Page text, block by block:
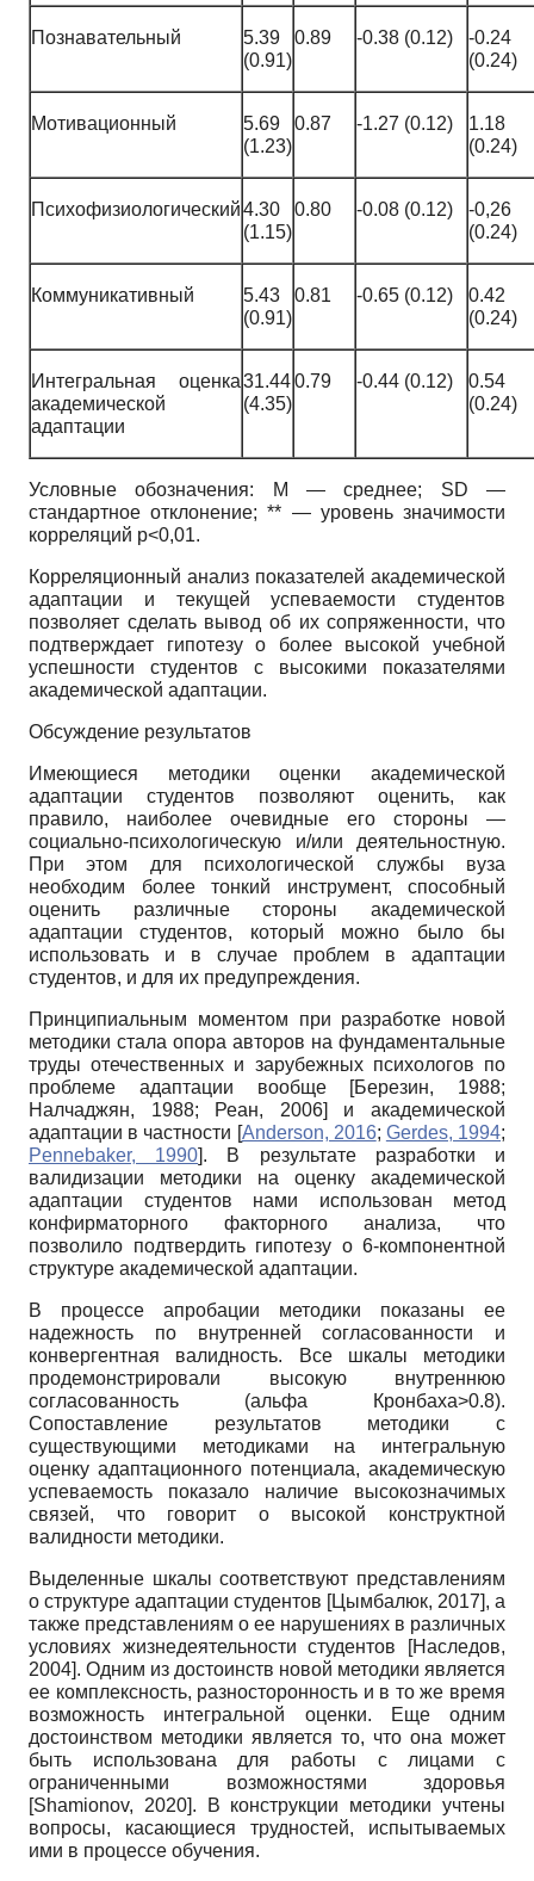
Познавательный
5.39
(0.91)
0.89 -0.38 (0.12)
-0.24
(0.24)
Мотивационный
5.69
(1.23)
0.87 -1.27 (0.12)
1.18
(0.24)
Психофизиологический4.30
(1.15)
0.80 -0.08 (0.12)
-0,26
(0.24)
Коммуникативный
5.43
(0.91)
0.81 -0.65 (0.12)
0.42
(0.24)
Интегральная оценка
академической
адаптации
31.44
(4.35)
0.79 -0.44 (0.12)
0.54
(0.24)
Условные обозначения: М — среднее; SD —
стандартное отклонение; ** — уровень значимости
корреляций p<0,01.
Корреляционный анализ показателей академической
адаптации и текущей успеваемости студентов
позволяет сделать вывод об их сопряженности, что
подтверждает гипотезу о более высокой учебной
успешности студентов с высокими показателями
академической адаптации.
Обсуждение результатов
Имеющиеся методики оценки академической
адаптации студентов позволяют оценить, как
правило, наиболее очевидные его стороны —
социально-психологическую и/или деятельностную.
При этом для психологической службы вуза
необходим более тонкий инструмент, способный
оценить различные стороны академической
адаптации студентов, который можно было бы
использовать и в случае проблем в адаптации
студентов, и для их предупреждения.
Принципиальным моментом при разработке новой
методики стала опора авторов на фундаментальные
труды отечественных и зарубежных психологов по
проблеме адаптации вообще
[Березин, 1988;
Налчаджян, 1988; Реан, 2006]
и академической
адаптации в частности [Anderson, 2016; Gerdes, 1994;
Pennebaker, 1990]. В результате разработки и
валидизации методики на оценку академической
адаптации студентов нами использован метод
конфирматорного факторного анализа, что
позволило подтвердить гипотезу о 6-компонентной
структуре академической адаптации.
В процессе апробации методики показаны ее
надежность по внутренней согласованности и
конвергентная валидность. Все шкалы методики
продемонстрировали высокую внутреннюю
согласованность (альфа Кронбаха>0.8).
Сопоставление результатов методики с
существующими методиками на интегральную
оценку адаптационного потенциала, академическую
успеваемость показало наличие высокозначимых
связей, что говорит о высокой конструктной
валидности методики.
Выделенные шкалы соответствуют представлениям
о структуре адаптации студентов [Цымбалюк, 2017], а
также представлениям о ее нарушениях в различных
условиях жизнедеятельности студентов
[Наследов,
2004]. Одним из достоинств новой методики является
ее комплексность, разносторонность и в то же время
возможность интегральной оценки. Еще одним
достоинством методики является то, что она может
быть использована для работы с лицами с
ограниченными возможностями здоровья
[Shamionov, 2020]. В конструкции методики учтены
вопросы, касающиеся трудностей, испытываемых
ими в процессе обучения.